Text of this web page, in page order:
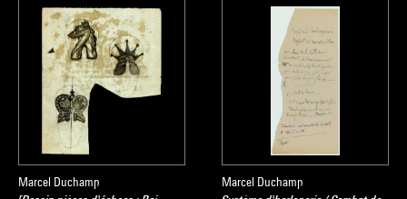
Marcel Duchamp
Marcel Duchamp